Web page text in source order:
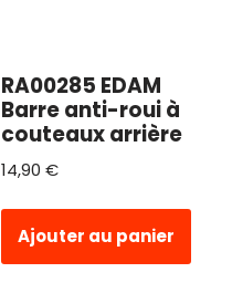
RA00285 EDAM
Barre anti-roui à
couteaux arrière
14,90 €
Ajouter au panier